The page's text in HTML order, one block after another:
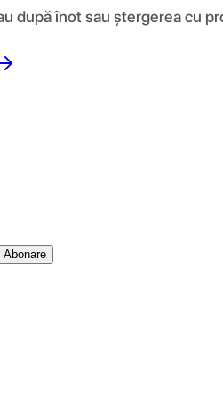
după înot sau ștergerea cu
Abonare